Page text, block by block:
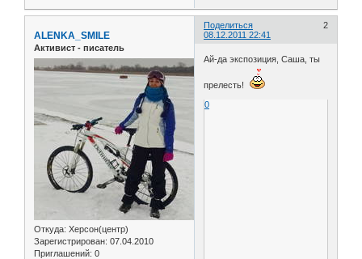
Поделиться
2
08.12.2011 22:41
ALENKA_SMILE
Активист - писатель
Откуда: Херсон(центр)
Зарегистрирован: 07.04.2010
Приглашений: 0
Ай-да экспозиция, Саша, ты
прелесть!
0